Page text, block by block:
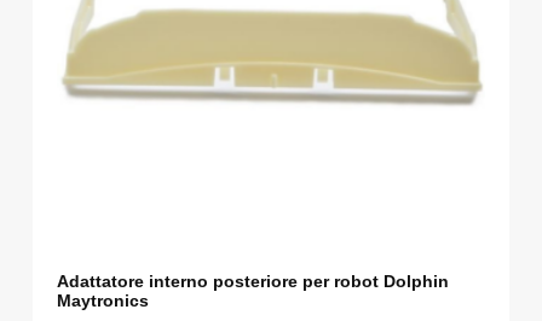
Adattatore interno posteriore per robot Dolphin
Maytronics